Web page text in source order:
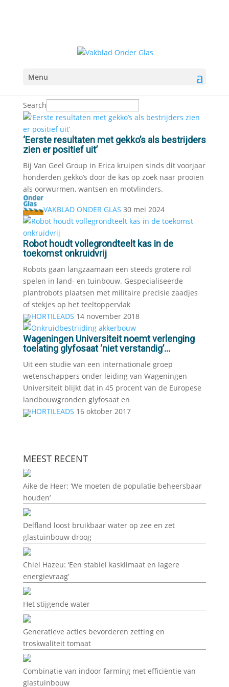
Menu
Search
‘Eerste resultaten met gekko’s als bestrijders
zien er positief uit’
Bij Van Geel Group in Erica kruipen sinds dit voorjaar
honderden gekko’s door de kas op zoek naar prooien
als oorwurmen, wantsen en motvlinders.
VAKBLAD ONDER GLAS 30 mei 2024
Robot houdt vollegrondteelt kas in de
toekomst onkruidvrij
Robots gaan langzaamaan een steeds grotere rol
spelen in land- en tuinbouw. Gespecialiseerde
plantrobots plaatsen met militaire precisie zaadjes
of stekjes op het teeltoppervlak
HORTILEADS 14 november 2018
Wageningen Universiteit noemt verlenging
toelating glyfosaat ‘niet verstandig’...
Uit een studie van een internationale groep
wetenschappers onder leiding van Wageningen
Universiteit blijkt dat in 45 procent van de Europese
landbouwgronden glyfosaat en
HORTILEADS 16 oktober 2017
MEEST RECENT
Aike de Heer: ‘We moeten de populatie beheersbaar
houden’
Delfland loost bruikbaar water op zee en zet
glastuinbouw droog
Chiel Hazeu: ‘Een stabiel kasklimaat en lagere
energievraag’
Het stijgende water
Generatieve acties bevorderen zetting en
troskwaliteit tomaat
Combinatie van indoor farming met efficiëntie van
glastuinbouw